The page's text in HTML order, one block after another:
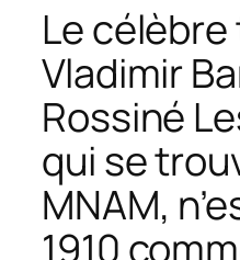
Le
Vladimir
Rossiné
qui se
MNAM,
1910